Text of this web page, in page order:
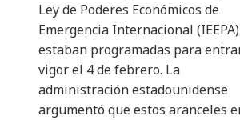
Ley de Poderes Económicos de
Emergencia Internacional
estaban programadas para
vigor el 4 de febrero. La
administración estadounidense
argumentó que estos aranceles